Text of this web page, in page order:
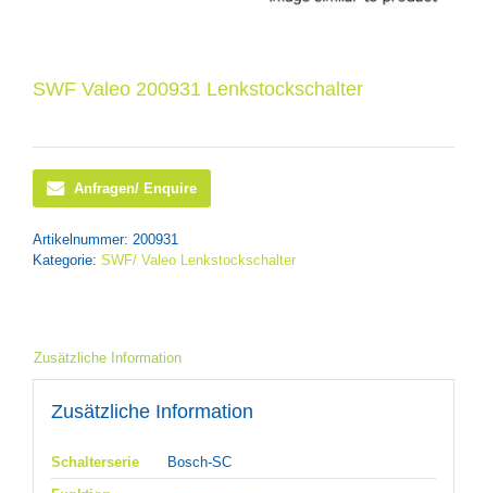
SWF Valeo 200931 Lenkstockschalter
Anfragen/ Enquire
Artikelnummer: 200931
Kategorie: SWF/ Valeo Lenkstockschalter
Zusätzliche Information
Zusätzliche Information
Schalterserie
Bosch-SC